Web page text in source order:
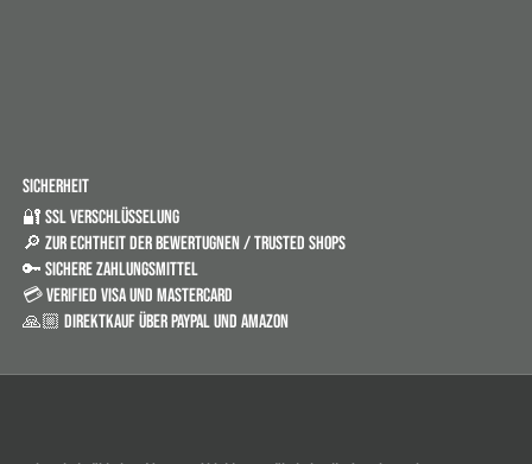
SICHERHEIT
🔐 SSL VERSCHLÜSSELUNG
🔎 ZUR ECHTHEIT DER BEWERTUGNEN / TRUSTED SHOPS
🔑 SICHERE ZAHLUNGSMITTEL
💳 VERIFIED VISA UND MASTERCARD
🙏🏼 DIREKTKAUF ÜBER PAYPAL UND AMAZON